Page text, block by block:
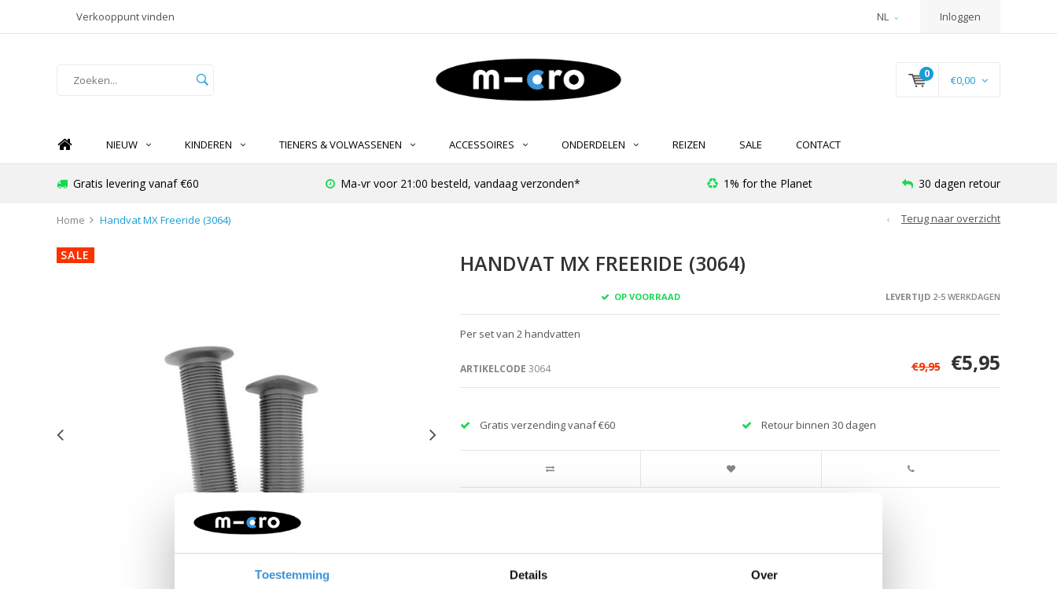
Toestemming Details Over
Verkooppunt vinden NL Inloggen
0 €0,00
NIEUW KINDEREN TIENERS & VOLWASSENEN ACCESSOIRES ONDERDELEN REIZEN SALE CONTACT
Gratis levering vanaf €60 Ma-vr voor 21:00 besteld, vandaag verzonden* 1% for the Planet 30 dagen retour
Home Handvat MX Freeride (3064) Terug naar overzicht
SALE HANDVAT MX FREERIDE (3064)
OP VOORRAAD LEVERTIJD2-5 WERKDAGEN
Per set van 2 handvatten
ARTIKELCODE 3064 €9,95 €5,95
Gratis verzending vanaf €60 Retour binnen 30 dagen